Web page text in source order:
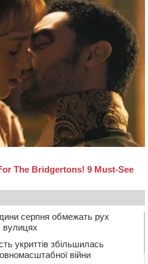
серпня обмежать рух
вулицях
укриттів збільшилась
війни